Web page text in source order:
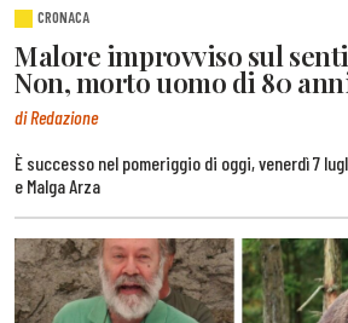
CRONACA
Malore improvviso sul
Non, morto uomo di 80
di Redazione
È successo nel pomeriggio di oggi, venerdì 7
e Malga Arza